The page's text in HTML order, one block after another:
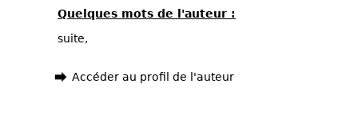
Quelques mots de l'auteur :
suite,
Accéder au profil de l'auteur